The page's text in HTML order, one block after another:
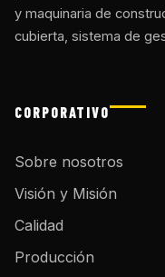
y maquinaria de
cubierta, sistema de
CORPORATIVO
Sobre nosotros
Visión y Misión
Calidad
Producción